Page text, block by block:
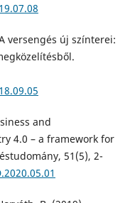
versengés új színterei:
and
4.0 – a framework for
51(5), 2-